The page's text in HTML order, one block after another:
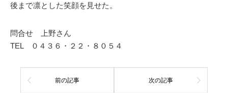
後まで凛とした笑顔を見せた。
問合せ 上野さん
TEL ０４３６・２２・８０５４
前の記事 次の記事